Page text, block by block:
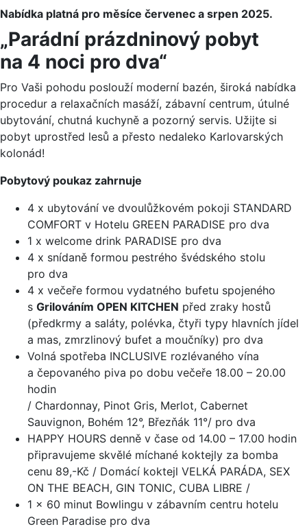
Nabídka platná pro měsíce červenec a srpen 2025.
„Parádní prázdninový pobyt
na 4 noci pro dva“
Pro Vaši pohodu poslouží moderní bazén, široká nabídka
procedur a relaxačních masáží, zábavní centrum, útulné
ubytování, chutná kuchyně a pozorný servis. Užijte si
pobyt uprostřed lesů a přesto nedaleko Karlovarských
kolonád!
Pobytový poukaz zahrnuje
4 x ubytování ve dvoulůžkovém pokoji STANDARD
COMFORT v Hotelu GREEN PARADISE pro dva
1 x welcome drink PARADISE pro dva
4 x snídaně formou pestrého švédského stolu
pro dva
4 x večeře formou vydatného bufetu spojeného
s Grilováním OPEN KITCHEN před zraky hostů
(předkrmy a saláty, polévka, čtyři typy hlavních jídel
a mas, zmrzlinový bufet a moučníky) pro dva
Volná spotřeba INCLUSIVE rozlévaného vína
a čepovaného piva po dobu večeře 18.00 – 20.00
hodin
/ Chardonnay, Pinot Gris, Merlot, Cabernet
Sauvignon, Bohém 12°, Březňák 11°/ pro dva
HAPPY HOURS denně v čase od 14.00 – 17.00 hodin
připravujeme skvělé míchané koktejly za bomba
cenu 89,-Kč / Domácí koktejl VELKÁ PARÁDA, SEX
ON THE BEACH, GIN TONIC, CUBA LIBRE /
1 x 60 minut Bowlingu v zábavním centru hotelu
Green Paradise pro dva